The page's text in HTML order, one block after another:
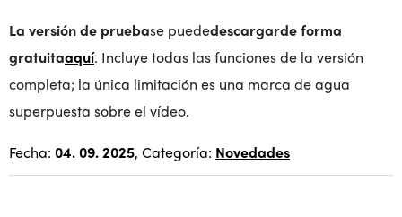
La versión de pruebase puededescargarde forma
gratuitaaquí. Incluye todas las funciones de la versión
completa; la única limitación es una marca de agua
superpuesta sobre el vídeo.
Fecha: 04. 09. 2025, Categoría: Novedades